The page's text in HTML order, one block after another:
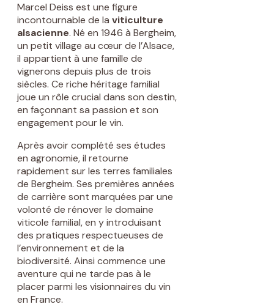
Marcel Deiss est une figure
incontournable de la viticulture
alsacienne. Né en 1946 à Bergheim,
un petit village au cœur de l’Alsace,
il appartient à une famille de
vignerons depuis plus de trois
siècles. Ce riche héritage familial
joue un rôle crucial dans son destin,
en façonnant sa passion et son
engagement pour le vin.
Après avoir complété ses études
en agronomie, il retourne
rapidement sur les terres familiales
de Bergheim. Ses premières années
de carrière sont marquées par une
volonté de rénover le domaine
viticole familial, en y introduisant
des pratiques respectueuses de
l’environnement et de la
biodiversité. Ainsi commence une
aventure qui ne tarde pas à le
placer parmi les visionnaires du vin
en France.